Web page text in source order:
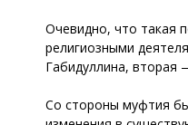
Очевидно, что такая
религиозными
Габидуллина, вторая
Со стороны муфтия